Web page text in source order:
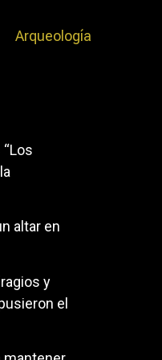
Arqueología
altar en
y
el